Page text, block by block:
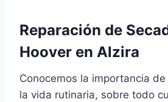
Reparación de
Hoover en Alzira
Conocemos la importancia
la vida rutinaria, sobre todo